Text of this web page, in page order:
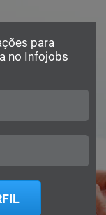
para
no Infojobs